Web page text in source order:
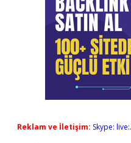
Reklam ve İletişim: Skype: